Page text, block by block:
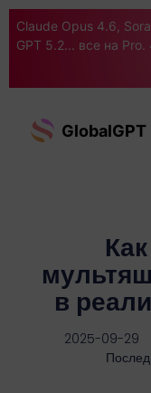
Claude Opus 4.6,
GPT 5.2... все на Pro.
GlobalGPT
в
2025-09-29